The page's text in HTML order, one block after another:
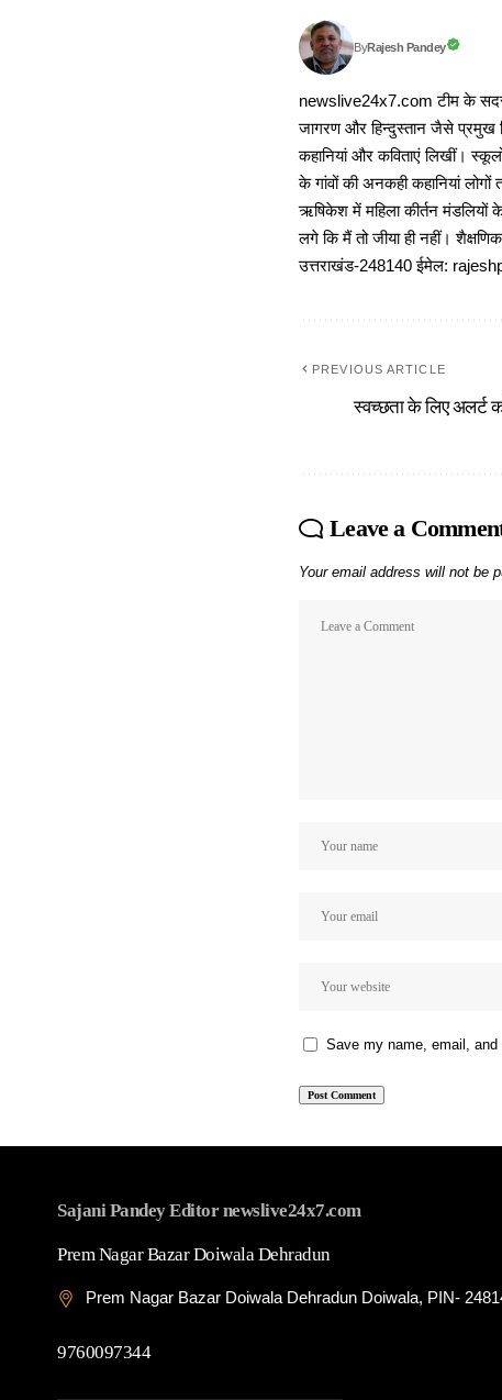
ByRajesh Pandey
newslive24x7.com टीम के
जागरण और हिन्दुस्तान जैसे प्रमुख
कहानियां और कविताएं लिखीं।
के गांवों की अनकही कहानियां
ऋषिकेश में महिला कीर्तन मंडलियों
लगे कि मैं तो जीया ही नहीं।
उत्तराखंड-248140 ईमेल:
PREVIOUS ARTICLE
स्वच्छता के लिए अलर्ट
Leave a
Your email address will not be
Save my name, email,
Sajani Pandey Editor newslive24x7.com
Prem Nagar Bazar Doiwala Dehradun
Prem Nagar Bazar Doiwala Dehradun Doiwala, PIN-
9760097344